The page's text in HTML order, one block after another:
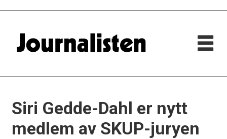
Siri Gedde-Dahl er nytt
medlem av SKUP-juryen